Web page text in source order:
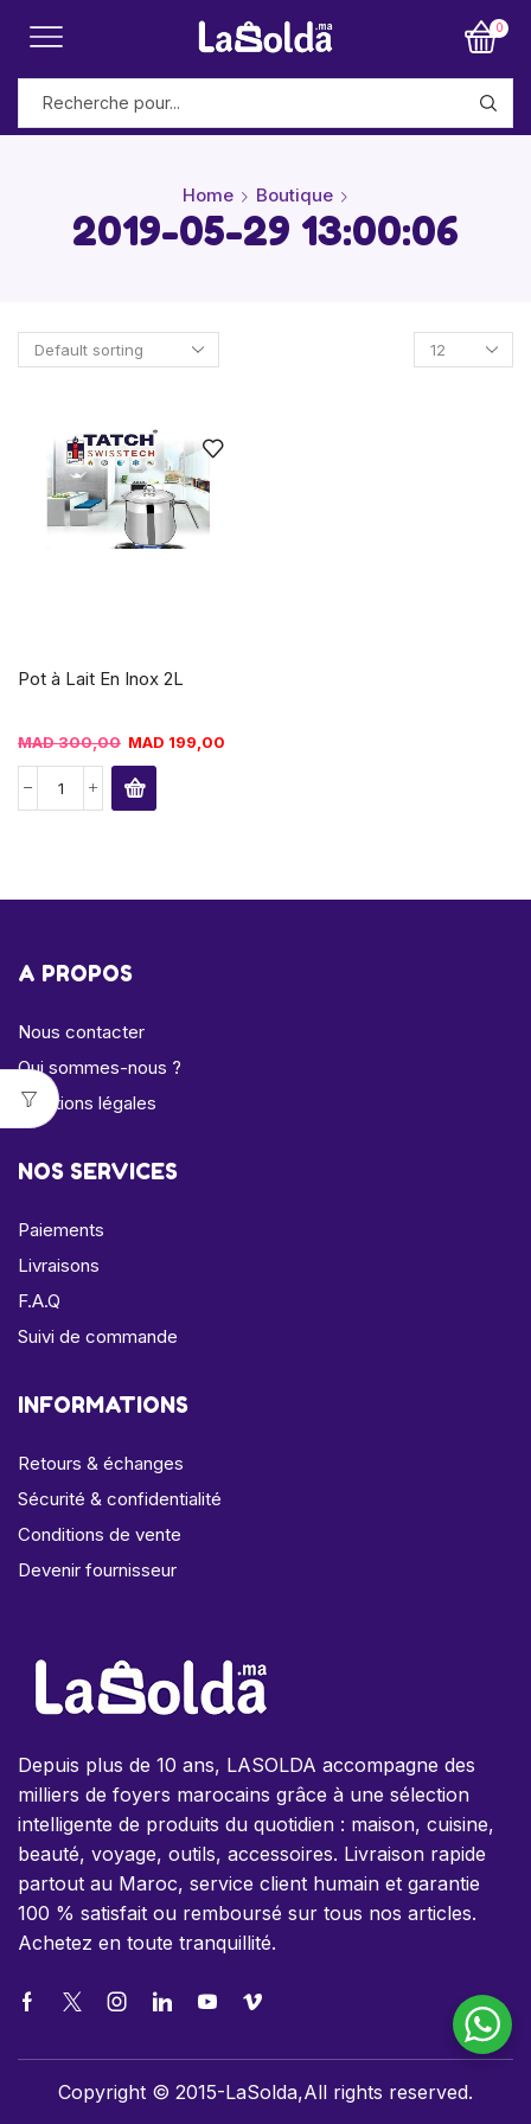
0
Home Boutique
2019-05-29 13:00:06
Pot à Lait En Inox 2L
MAD300,00 MAD 199,00
A PROPOS
Nous contacter
Qui sommes-nous ?
Mentions légales
NOS SERVICES
Paiements
Livraisons
F.A.Q
Suivi de commande
INFORMATIONS
Retours & échanges
Sécurité & confidentialité
Conditions de vente
Devenir fournisseur
Depuis plus de 10 ans, LASOLDA accompagne des
milliers de foyers marocains grâce à une sélection
intelligente de produits du quotidien : maison, cuisine,
beauté, voyage, outils, accessoires. Livraison rapide
partout au Maroc, service client humain et garantie
100 % satisfait ou remboursé sur tous nos articles.
Achetez en toute tranquillité.
Copyright © 2015-LaSolda,All rights reserved.